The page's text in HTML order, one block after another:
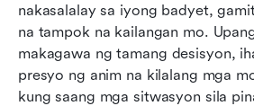
nakasalalay sa iyong badyet,
na tampok na kailangan mo.
makagawa ng tamang desisyon,
presyo ng anim na kilalang mga
kung saang mga sitwasyon sila